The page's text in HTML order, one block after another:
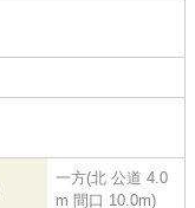
一方(北 公道 4.0
m 間口 10.0m)